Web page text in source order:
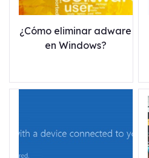
¿Cómo eliminar adware
en Windows?